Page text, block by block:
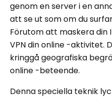
genom en server i en
att se ut som om du
Förutom att maskera din
VPN din online -aktivitet.
kringgå geografiska
online -beteende.
Denna speciella teknik